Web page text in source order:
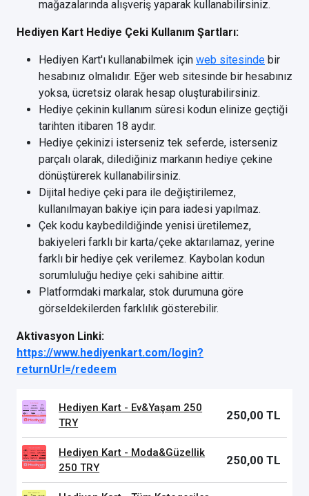
mağazalarında alışveriş yaparak kullanabilirsiniz.
Hediyen Kart Hediye Çeki Kullanım Şartları:
Hediyen Kart'ı kullanabilmek için web sitesinde bir
hesabınız olmalıdır. Eğer web sitesinde bir hesabınız
yoksa, ücretsiz olarak hesap oluşturabilirsiniz.
Hediye çekinin kullanım süresi kodun elinize geçtiği
tarihten itibaren 18 aydır.
Hediye çekinizi isterseniz tek seferde, isterseniz
parçalı olarak, dilediğiniz markanın hediye çekine
dönüştürerek kullanabilirsiniz.
Dijital hediye çeki para ile değiştirilemez,
kullanılmayan bakiye için para iadesi yapılmaz.
Çek kodu kaybedildiğinde yenisi üretilemez,
bakiyeleri farklı bir karta/çeke aktarılamaz, yerine
farklı bir hediye çek verilemez. Kaybolan kodun
sorumluluğu hediye çeki sahibine aittir.
Platformdaki markalar, stok durumuna göre
görseldekilerden farklılık gösterebilir.
Aktivasyon Linki:
https://www.hediyenkart.com/login?
returnUrl=/redeem
Hediyen Kart - Ev&Yaşam 250
TRY
250,00 TL
Hediyen Kart - Moda&Güzellik
250 TRY
250,00 TL